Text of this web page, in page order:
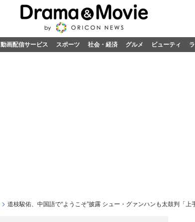
動画配信サービス スポーツ 社会・経済 グルメ ビューティ
道枝駿佑、中国語で“ようこそ”披露 シュー・グァンハンも太鼓判「上